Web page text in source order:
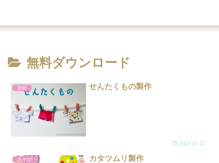
無料ダウンロード
型紙 せんたくもの製作
2025.07.27
あそび カタツムリ製作